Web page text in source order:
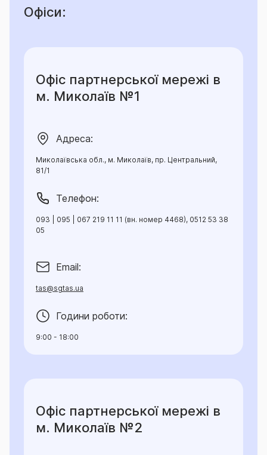
Офіси:
Офіс партнерської мережі в
м. Миколаїв №1
Адреса:
Миколаївська обл., м. Миколаїв, пр. Центральний,
81/1
Телефон:
093 | 095 | 067 219 11 11 (вн. номер 4468), 0512 53 38
05
Email:
tas@sgtas.ua
Години роботи:
9:00 - 18:00
Офіс партнерської мережі в
м. Миколаїв №2